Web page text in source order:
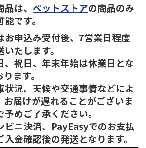
は、 ペットストアの商品のみ
です。
お申込み受付後、7営業日程度
いたします。
祝日、年末年始は休業日とな
ます。
況、天候や交通事情などによ
お届けが遅れることがございま
予めご了承ください。
ニ決済、PayEasyでのお支払
入金確認後の発送となります。